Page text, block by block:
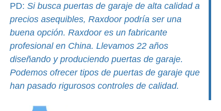
PD: Si busca puertas de garaje de alta calidad a
precios asequibles, Raxdoor podría ser una
buena opción. Raxdoor es un fabricante
profesional en China. Llevamos 22 años
diseñando y produciendo puertas de garaje.
Podemos ofrecer tipos de puertas de garaje que
han pasado rigurosos controles de calidad.